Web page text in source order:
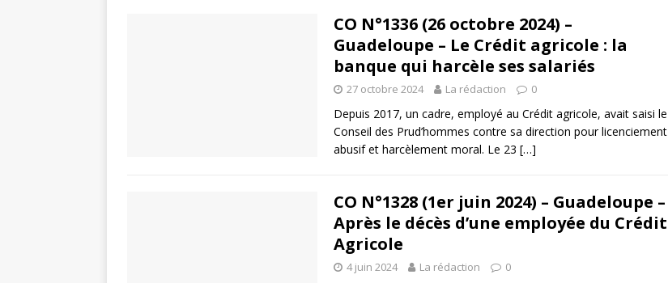
CO N°1336 (26 octobre 2024) –
Guadeloupe – Le Crédit agricole : la
banque qui harcèle ses salariés
27 octobre 2024 La rédaction 0
Depuis 2017, un cadre, employé au Crédit agricole, avait saisi le
Conseil des Prud’hommes contre sa direction pour licenciement
abusif et harcèlement moral. Le 23 […]
CO N°1328 (1er juin 2024) – Guadeloupe –
Après le décès d’une employée du Crédit
Agricole
4 juin 2024 La rédaction 0